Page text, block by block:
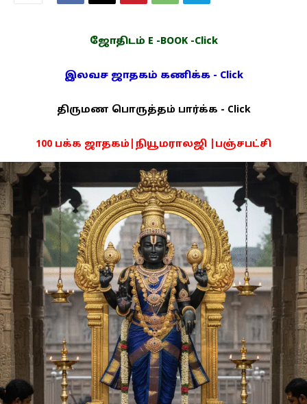
ஜோதிடம் E -BOOK -Click
இலவச ஜாதகம் கணிக்க - Click
திருமண பொருத்தம் பார்க்க - Click
100 பக்க ஜாதகம்|நியூமராலஜி |பஞ்சபட்சி
PDF -72மட்டும் -Click